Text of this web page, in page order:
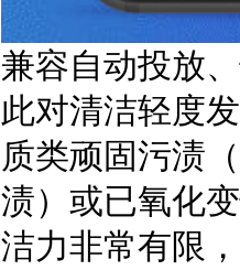
兼容自动投放
此对清洁轻度
质类顽固污渍
渍）或已氧化
洁力非常有限